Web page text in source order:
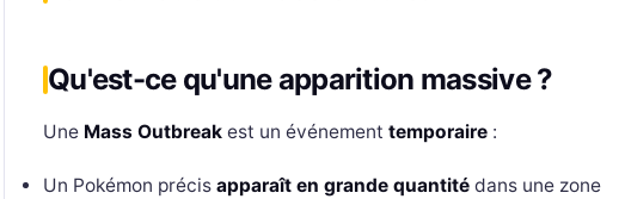
Workflow optimal
Progression
Qu'est-ce qu'une apparition massive ?
Une Mass Outbreak est un événement temporaire :
Un Pokémon précis apparaît en grande quantité dans une zone